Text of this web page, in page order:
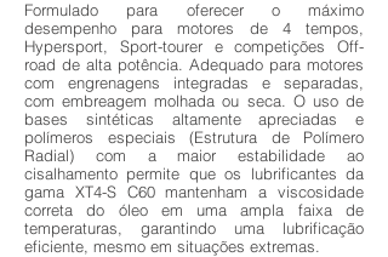
Formulado para oferecer o máximo
desempenho para motores de 4 tempos,
Hypersport, Sport-tourer e competições Off-
road de alta potência. Adequado para motores
com engrenagens integradas e separadas,
com embreagem molhada ou seca. O uso de
bases sintéticas altamente apreciadas e
polímeros especiais (Estrutura de Polímero
Radial) com a maior estabilidade ao
cisalhamento permite que os lubrificantes da
gama XT4-S C60 mantenham a viscosidade
correta do óleo em uma ampla faixa de
temperaturas, garantindo uma lubrificação
eficiente, mesmo em situações extremas.